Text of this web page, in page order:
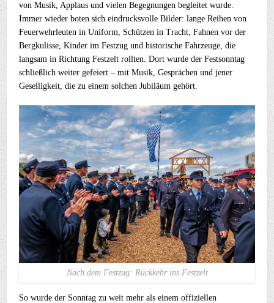
von Musik, Applaus und vielen Begegnungen begleitet wurde.
Immer wieder boten sich eindrucksvolle Bilder: lange Reihen von
Feuerwehrleuten in Uniform, Schützen in Tracht, Fahnen vor der
Bergkulisse, Kinder im Festzug und historische Fahrzeuge, die
langsam in Richtung Festzelt rollten. Dort wurde der Festsonntag
schließlich weiter gefeiert – mit Musik, Gesprächen und jener
Geselligkeit, die zu einem solchen Jubiläum gehört.
Nach dem Festzug: Rückkehr ins Festzelt
So wurde der Sonntag zu weit mehr als einem offiziellen